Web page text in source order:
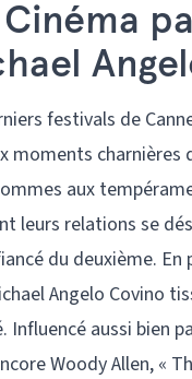
festivals de
moments charnières
aux
leurs relations se
du deuxième.
Angelo Covino
Influencé aussi bien
Woody Allen, «